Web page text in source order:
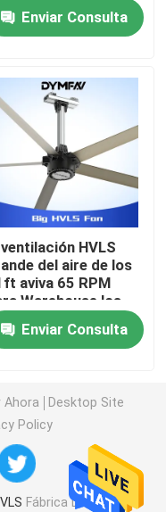
cantidades
Enviar Consulta
HVLS
del aire de los
aviva 65 RPM
Warehouse los
1500W
Enviar Consulta
Ahora
Desktop Site
Policy
Fábrica De